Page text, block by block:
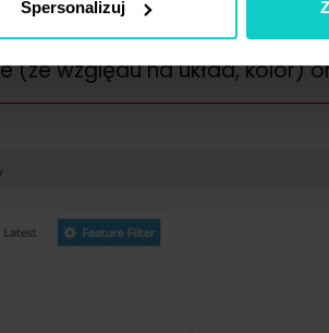
Spersonalizuj
i sama wyszukiwarka w
typu motywów. Zbiór jest
(ze względu na układ, kolor)